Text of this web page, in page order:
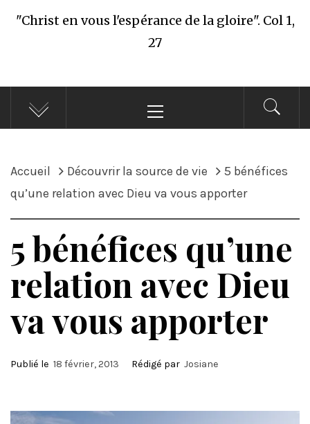
"Christ en vous l'espérance de la gloire". Col 1,
27
principal
Accueil Découvrir la source de vie
5 bénéfices
qu’une relation avec Dieu va vous apporter
5 bénéfices qu’une
relation avec Dieu
va vous apporter
Publié le 18 février, 2013 Rédigé par Josiane